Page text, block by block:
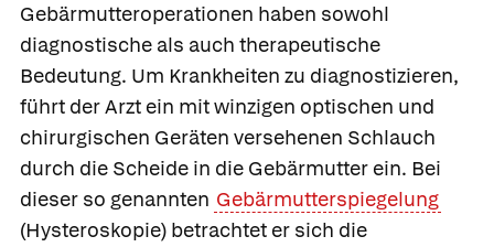
Gebärmutteroperationen haben sowohl
diagnostische als auch therapeutische
Bedeutung. Um Krankheiten zu diagnostizieren,
führt der Arzt ein mit winzigen optischen und
chirurgischen Geräten versehenen Schlauch
durch die Scheide in die Gebärmutter ein. Bei
dieser so genannten Gebärmutterspiegelung
(Hysteroskopie) betrachtet er sich die